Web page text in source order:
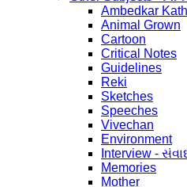
Ambedkar
Animal Grown
Cartoon
Critical Notes
Guidelines
Reki
Sketches
Speeches
Vivechan
Environment
Interview -
Memories
Mother